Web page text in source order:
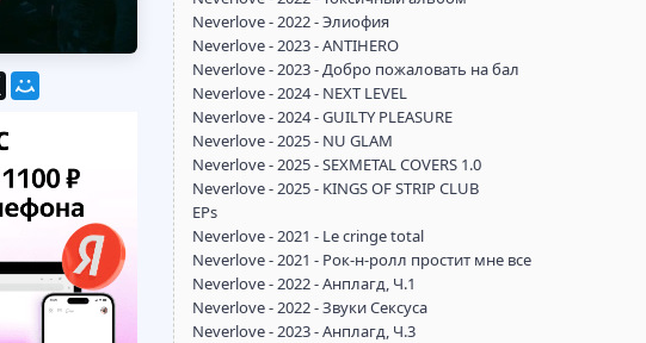
Neverlove - 2022 - Элиофия
Neverlove - 2023 - ANTIHERO
Neverlove - 2023 - Добро пожаловать на бал
Neverlove - 2024 - NEXT LEVEL
Neverlove - 2024 - GUILTY PLEASURE
Neverlove - 2025 - NU GLAM
Neverlove - 2025 - SEXMETAL COVERS 1.0
Neverlove - 2025 - KINGS OF STRIP CLUB
EPs
Neverlove - 2021 - Le cringe total
Neverlove - 2021 - Рок-н-ролл простит мне все
Neverlove - 2022 - Анплагд, Ч.1
Neverlove - 2022 - Звуки Сексуса
Neverlove - 2023 - Анплагд, Ч.3